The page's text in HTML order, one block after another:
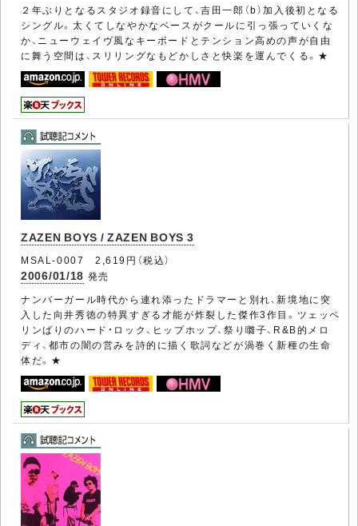
２年ぶりとなるスタジオ録音にして、吉田一郎（b）加入後初となる
シングル。太くてしなやかなベースがクールに引っ張っていくな
か、ニューウェイヴ風なキーボードとテンション高めの声が自由
に舞う空間は、スリリングなもどかしさと快楽を運んでくる。★
ZAZEN BOYS / ZAZEN BOYS 3
MSAL-0007 2,619円（税込）
2006/01/18 発売
ナンバーガール時代から連れ添ったドラマーと別れ、新境地に突
入した向井秀徳の特異すぎる才能が炸裂した傑作3作目。ツェッペ
リンばりのハード・ロック、ヒップホップ、祭り囃子、R&B的メロ
ディ、都市の闇の営みを詩的に描く歌詞などが渦巻く新種の生命
体だ。★